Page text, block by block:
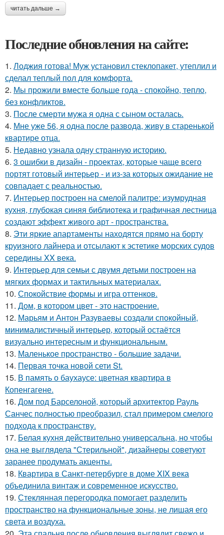
читать дальше →
Последние обновления на сайте:
1. Лоджия готова! Муж установил стеклопакет, утеплил и
сделал теплый пол для комфорта.
2. Мы прожили вместе больше года - спокойно, тепло,
без конфликтов.
3. После смерти мужа я одна с сыном осталась.
4. Мне уже 56, я одна после развода, живу в старенькой
квартире отца.
5. Недавно узнала одну странную историю.
6. 3 ошибки в дизайн - проектах, которые чаще всего
портят готовый интерьер - и из-за которых ожидание не
совпадает с реальностью.
7. Интерьер построен на смелой палитре: изумрудная
кухня, глубокая синяя библиотека и графичная лестница
создают эффект живого арт - пространства.
8. Эти яркие апартаменты находятся прямо на борту
круизного лайнера и отсылают к эстетике морских судов
середины XX века.
9. Интерьер для семьи с двумя детьми построен на
мягких формах и тактильных материалах.
10. Спокойствие формы и игра оттенков.
11. Дом, в котором цвет - это настроение.
12. Марьям и Антон Разуваевы создали спокойный,
минималистичный интерьер, который остаётся
визуально интересным и функциональным.
13. Маленькое пространство - большие задачи.
14. Первая точка новой сети St.
15. В память о баухаусе: цветная квартира в
Копенгагене.
16. Дом под Барселоной, который архитектор Рауль
Санчес полностью преобразил, стал примером смелого
подхода к пространству.
17. Белая кухня действительно универсальна, но чтобы
она не выглядела "Стерильной", дизайнеры советуют
заранее продумать акценты.
18. Квартира в Санкт-петербурге в доме XIX века
объединила винтаж и современное искусство.
19. Стеклянная перегородка помогает разделить
пространство на функциональные зоны, не лишая его
света и воздуха.